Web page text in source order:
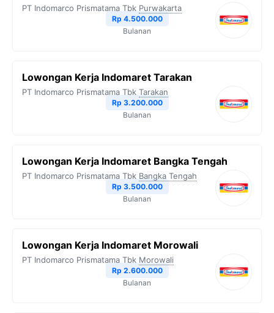
PT Indomarco Prismatama Tbk Purwakarta
Rp 4.500.000
Bulanan
Lowongan Kerja Indomaret Tarakan
PT Indomarco Prismatama Tbk Tarakan
Rp 3.200.000
Bulanan
Lowongan Kerja Indomaret Bangka Tengah
PT Indomarco Prismatama Tbk Bangka Tengah
Rp 3.500.000
Bulanan
Lowongan Kerja Indomaret Morowali
PT Indomarco Prismatama Tbk Morowali
Rp 2.600.000
Bulanan